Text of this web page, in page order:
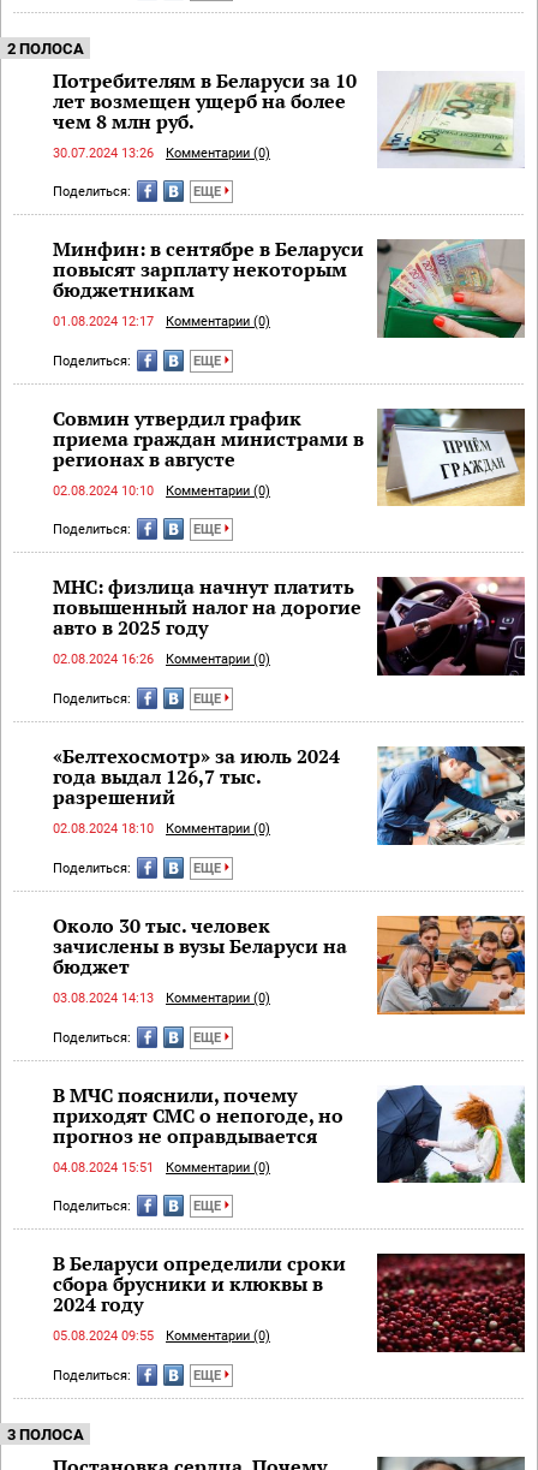
2 ПОЛОСА
Потребителям в Беларуси за 10
лет возмещен ущерб на более
чем 8 млн руб.
30.07.2024 13:26 Комментарии (0)
Поделиться: ЕЩЕ
Минфин: в сентябре в Беларуси
повысят зарплату некоторым
бюджетникам
01.08.2024 12:17 Комментарии (0)
Поделиться: ЕЩЕ
Совмин утвердил график
приема граждан министрами в
регионах в августе
02.08.2024 10:10 Комментарии (0)
Поделиться: ЕЩЕ
МНС: физлица начнут платить
повышенный налог на дорогие
авто в 2025 году
02.08.2024 16:26 Комментарии (0)
Поделиться: ЕЩЕ
«Белтехосмотр» за июль 2024
года выдал 126,7 тыс.
разрешений
02.08.2024 18:10 Комментарии (0)
Поделиться: ЕЩЕ
Около 30 тыс. человек
зачислены в вузы Беларуси на
бюджет
03.08.2024 14:13 Комментарии (0)
Поделиться: ЕЩЕ
В МЧС пояснили, почему
приходят СМС о непогоде, но
прогноз не оправдывается
04.08.2024 15:51 Комментарии (0)
Поделиться: ЕЩЕ
В Беларуси определили сроки
сбора брусники и клюквы в
2024 году
05.08.2024 09:55 Комментарии (0)
Поделиться: ЕЩЕ
3 ПОЛОСА